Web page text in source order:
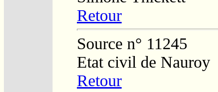
Retour
Source n° 11245
Etat civil de Nauroy
Retour